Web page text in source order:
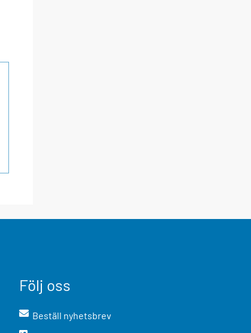
Följ oss
Beställ nyhetsbrev